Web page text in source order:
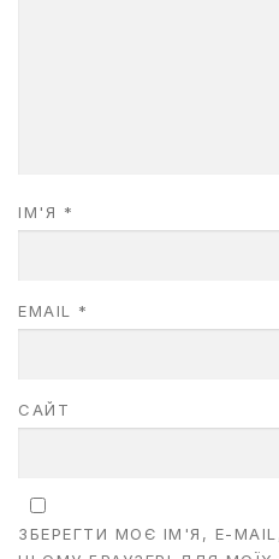
ІМ'Я *
EMAIL *
САЙТ
ЗБЕРЕГТИ МОЄ ІМ'Я, E-